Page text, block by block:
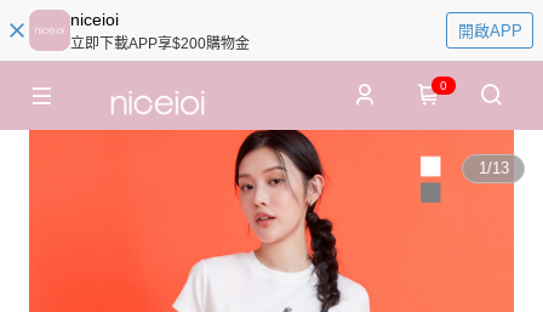
niceioi
立即下載APP享$200購物金
開啟APP
0
1/13